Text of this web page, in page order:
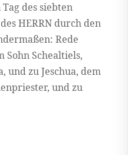
des siebten
HERRN durch den
Rede
Sohn Schealtiels,
und zu Jeschua, dem
und zu